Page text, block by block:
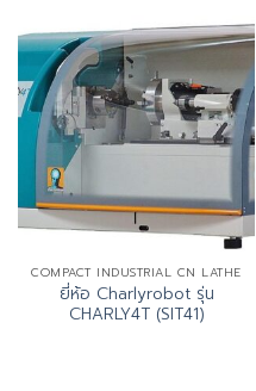
COMPACT INDUSTRIAL CN LATHE
ยี่ห้อ Charlyrobot รุ่น
CHARLY4T (SIT41)